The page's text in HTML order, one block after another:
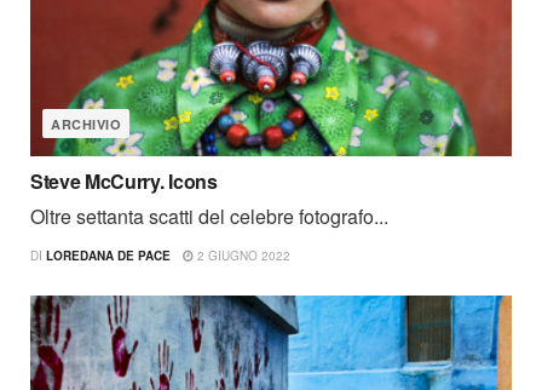
ARCHIVIO
Steve McCurry. Icons
Oltre settanta scatti del celebre fotografo...
DI LOREDANA DE PACE 2 GIUGNO 2022